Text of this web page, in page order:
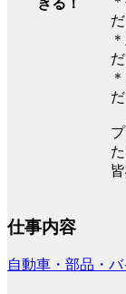
きる！
だ
だ
だ
仕事内容
自動車・部品・バ